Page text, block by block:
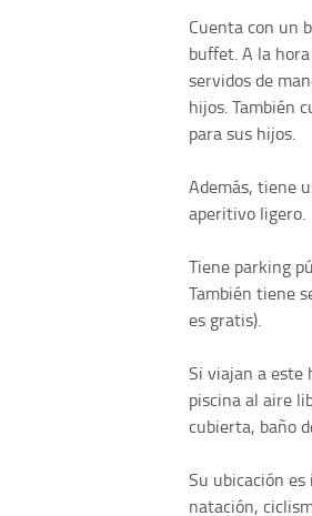
Cuenta con un
buffet. A la
servidos de
hijos. También
para sus hijos.
Además, tiene
aperitivo ligero.
Tiene parking
También tiene
es gratis).
Si viajan a este
piscina al aire
cubierta, baño
Su ubicación
natación,